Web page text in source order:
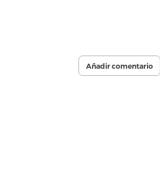
Añadir comentario